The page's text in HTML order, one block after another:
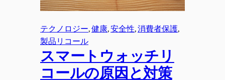
テクノロジー, 健康, 安全性, 消費者保護
製品リコール
スマートウォッチリ
コールの原因と対策